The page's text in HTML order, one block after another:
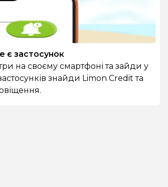
є застосунок
на своєму смартфоні та зайди у
знайди Limon Credit та